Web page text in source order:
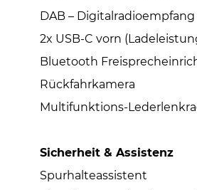
DAB – Digitalradioempfang
2x USB-C vorn
Bluetooth
Rückfahrkamera
Multifunktions-
Sicherheit & Assistenz
Spurhalteassistent